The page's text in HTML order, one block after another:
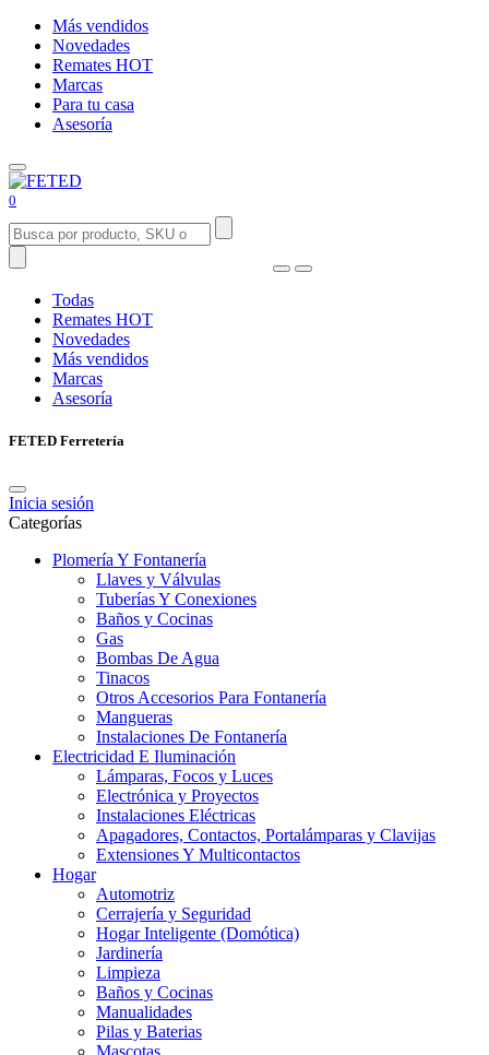
Más vendidos
Novedades
Remates HOT
Marcas
Para tu casa
Asesoría
0
Todas
Remates HOT
Novedades
Más vendidos
Marcas
Asesoría
FETED Ferretería
Inicia sesión
Categorías
Plomería Y Fontanería
Llaves y Válvulas
Tuberías Y Conexiones
Baños y Cocinas
Gas
Bombas De Agua
Tinacos
Otros Accesorios Para Fontanería
Mangueras
Instalaciones De Fontanería
Electricidad E Iluminación
Lámparas, Focos y Luces
Electrónica y Proyectos
Instalaciones Eléctricas
Apagadores, Contactos, Portalámparas y Clavijas
Extensiones Y Multicontactos
Hogar
Automotriz
Cerrajería y Seguridad
Hogar Inteligente (Domótica)
Jardinería
Limpieza
Baños y Cocinas
Manualidades
Pilas y Baterias
Mascotas